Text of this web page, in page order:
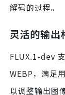
解码的过程。
灵活的输出
FLUX.1-dev
WEBP，满足
以调整输出图